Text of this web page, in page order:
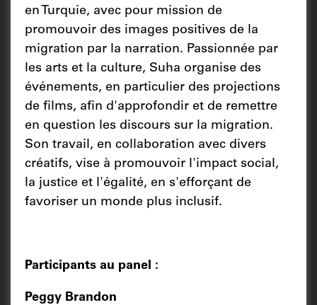
en Turquie, avec pour mission de
promouvoir des images positives de la
migration par la narration. Passionnée par
les arts et la culture, Suha organise des
événements, en particulier des projections
de films, afin d'approfondir et de remettre
en question les discours sur la migration.
Son travail, en collaboration avec divers
créatifs, vise à promouvoir l'impact social,
la justice et l'égalité, en s'efforçant de
favoriser un monde plus inclusif.
Participants au panel :
Peggy Brandon